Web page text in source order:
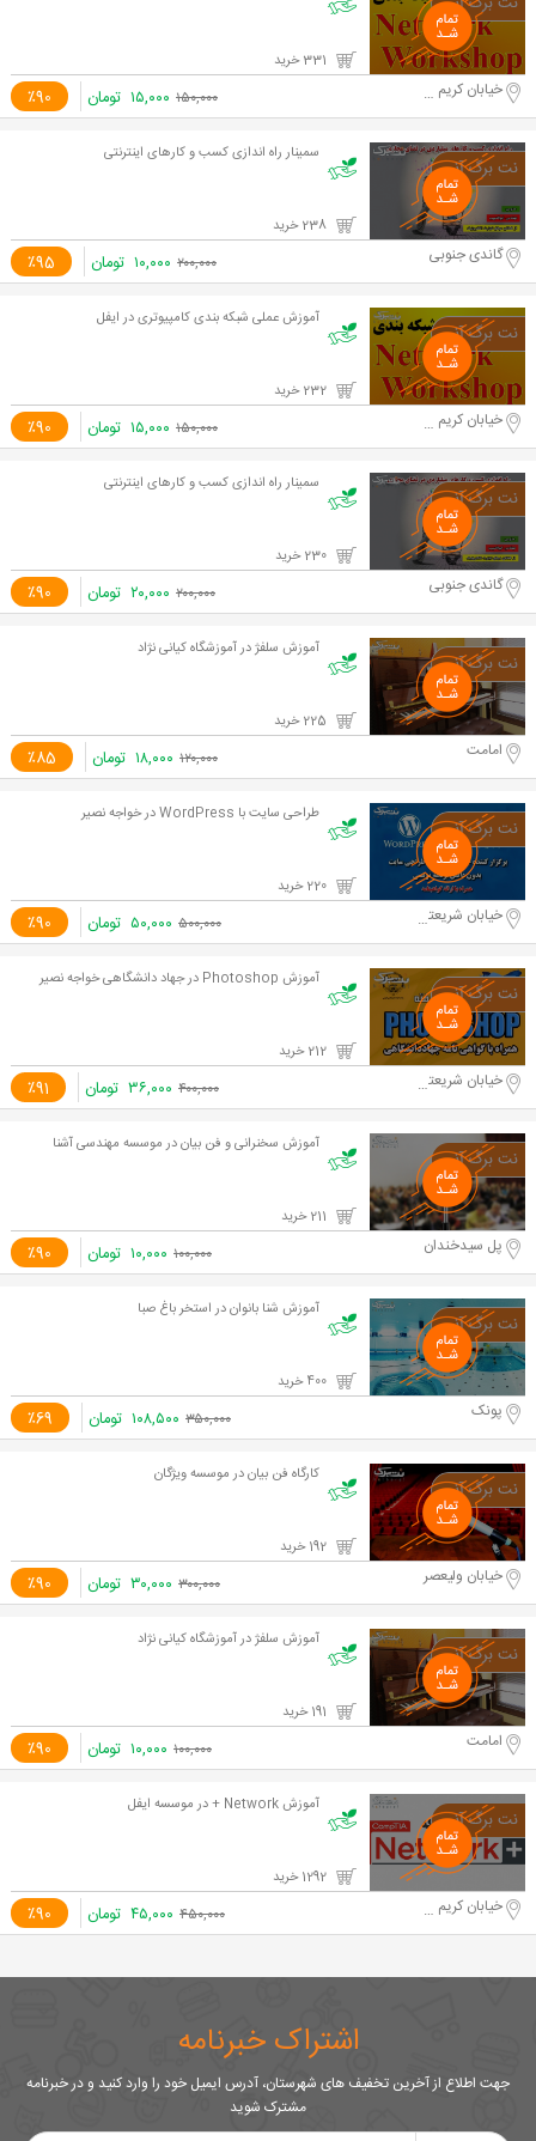
٪90 خیابان کریم خان زند ۱۵۰,۰۰۰ ۱۵,۰۰۰ تومان
سمینار راه اندازی کسب و کارهای اینترنتی
٪95 گاندی جنوبی ۲۰۰,۰۰۰ ۱۰,۰۰۰ تومان
آموزش عملی شبکه بندی کامپیوتری در ایفل
٪90 خیابان کریم خان زند ۱۵۰,۰۰۰ ۱۵,۰۰۰ تومان
سمینار راه اندازی کسب و کارهای اینترنتی
٪90 گاندی جنوبی ۲۰۰,۰۰۰ ۲۰,۰۰۰ تومان
آموزش سلفژ در آموزشگاه کیانی نژاد
٪85 امامت ۱۲۰,۰۰۰ ۱۸,۰۰۰ تومان
طراحی سایت با WordPress در خواجه نصیر
٪90 خیابان شریعتی ۵۰۰,۰۰۰ ۵۰,۰۰۰ تومان
آموزش Photoshop در جهاد دانشگاهی خواجه نصیر
٪91 خیابان شریعتی ۴۰۰,۰۰۰ ۳۶,۰۰۰ تومان
آموزش سخنرانی و فن بيان در موسسه مهندسی آشنا
٪90 پل سیدخندان ۱۰۰,۰۰۰ ۱۰,۰۰۰ تومان
آموزش شنا بانوان در استخر باغ صبا
٪69 پونک ۳۵۰,۰۰۰ ۱۰۸,۵۰۰ تومان
کارگاه فن بیان در موسسه ویژگان
٪90 خیابان ولیعصر ۳۰۰,۰۰۰ ۳۰,۰۰۰ تومان
آموزش سلفژ در آموزشگاه کیانی نژاد
٪90 امامت ۱۰۰,۰۰۰ ۱۰,۰۰۰ تومان
آموزش Network + در موسسه ایفل
٪90 خیابان کریم خان زند ۴۵۰,۰۰۰ ۴۵,۰۰۰ تومان
اشتراک خبرنامه
جهت اطلاع از آخرین تخفیف های شهرستان، آدرس ایمیل خود را وارد کنید و در خبرنامه
مشترک شوید